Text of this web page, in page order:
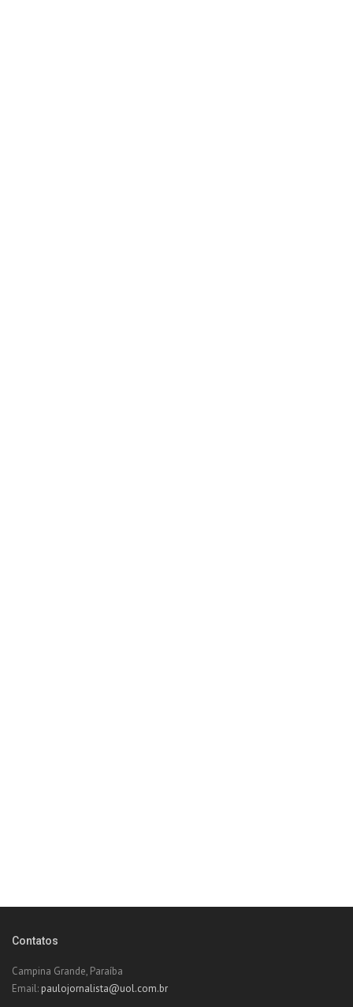
Contatos
Campina Grande, Paraíba
Email: paulojornalista@uol.com.br